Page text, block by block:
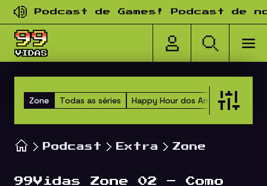
Pular para o conteúdo
Podcast de Games! Podcast de
Todas as séries Happy Hour dos Amigos
Zone
Podcast Extra Zone
99Vidas Zone 02 – Como